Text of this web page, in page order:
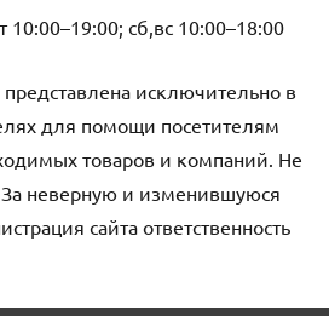
10:00–19:00; сб,вс 10:00–18:00
исключительно в
для помощи посетителям
товаров и компаний. Не
неверную и изменившуюся
сайта ответственность